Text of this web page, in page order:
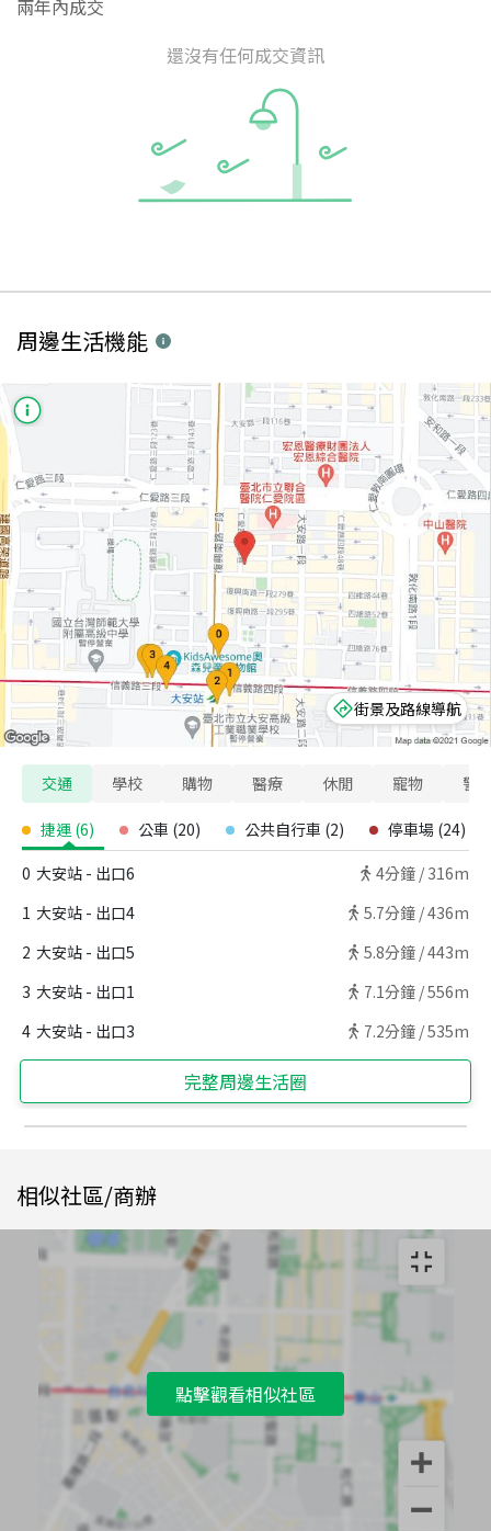
兩年內成交
還沒有任何成交資訊
周邊生活機能
街景及路線導航
交通 學校 購物 醫療 休閒 寵物 警
捷運 (6) 公車 (20) 公共自行車 (2) 停車場 (24)
0 大安站 - 出口6 4分鐘 / 316m
1 大安站 - 出口4 5.7分鐘 /436m
2 大安站 - 出口5 5.8分鐘 /443m
3 大安站 - 出口1 7.1分鐘 /556m
4 大安站 - 出口3 7.2分鐘 /535m
完整周邊生活圈
相似社區/商辦
點擊觀看相似社區